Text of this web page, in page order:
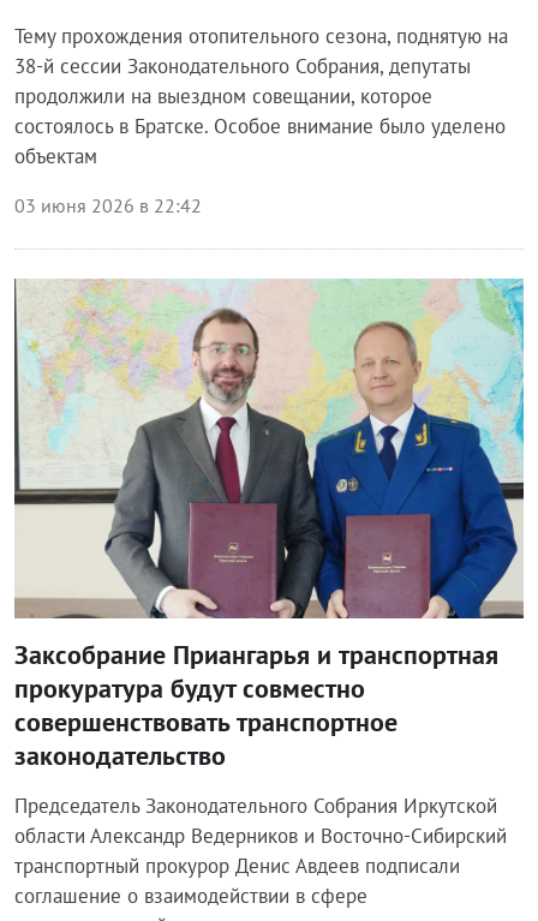
Тему прохождения отопительного сезона, поднятую на
38-й сессии Законодательного Собрания, депутаты
продолжили на выездном совещании, которое
состоялось в Братске. Особое внимание было уделено
объектам
03 июня 2026 в 22:42
Власть
Заксобрание Приангарья и транспортная
прокуратура будут совместно
совершенствовать транспортное
законодательство
Председатель Законодательного Собрания Иркутской
области Александр Ведерников и Восточно-Сибирский
транспортный прокурор Денис Авдеев подписали
соглашение о взаимодействии в сфере